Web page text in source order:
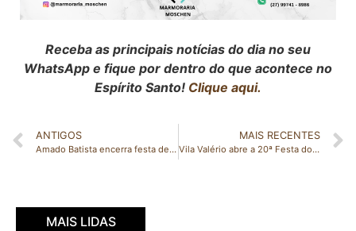
Receba as principais notícias do dia no seu
WhatsApp e fique por dentro do que acontece no
Espírito Santo! Clique aqui.
ANTIGOS
Amado Batista encerra festa de 46 anos de Marilândia neste domingo
MAIS RECENTES
Vila Valério abre a 20ª Festa do Café com show nacional de João Bosco & Vinícius nesta sexta-feira
MAIS LIDAS